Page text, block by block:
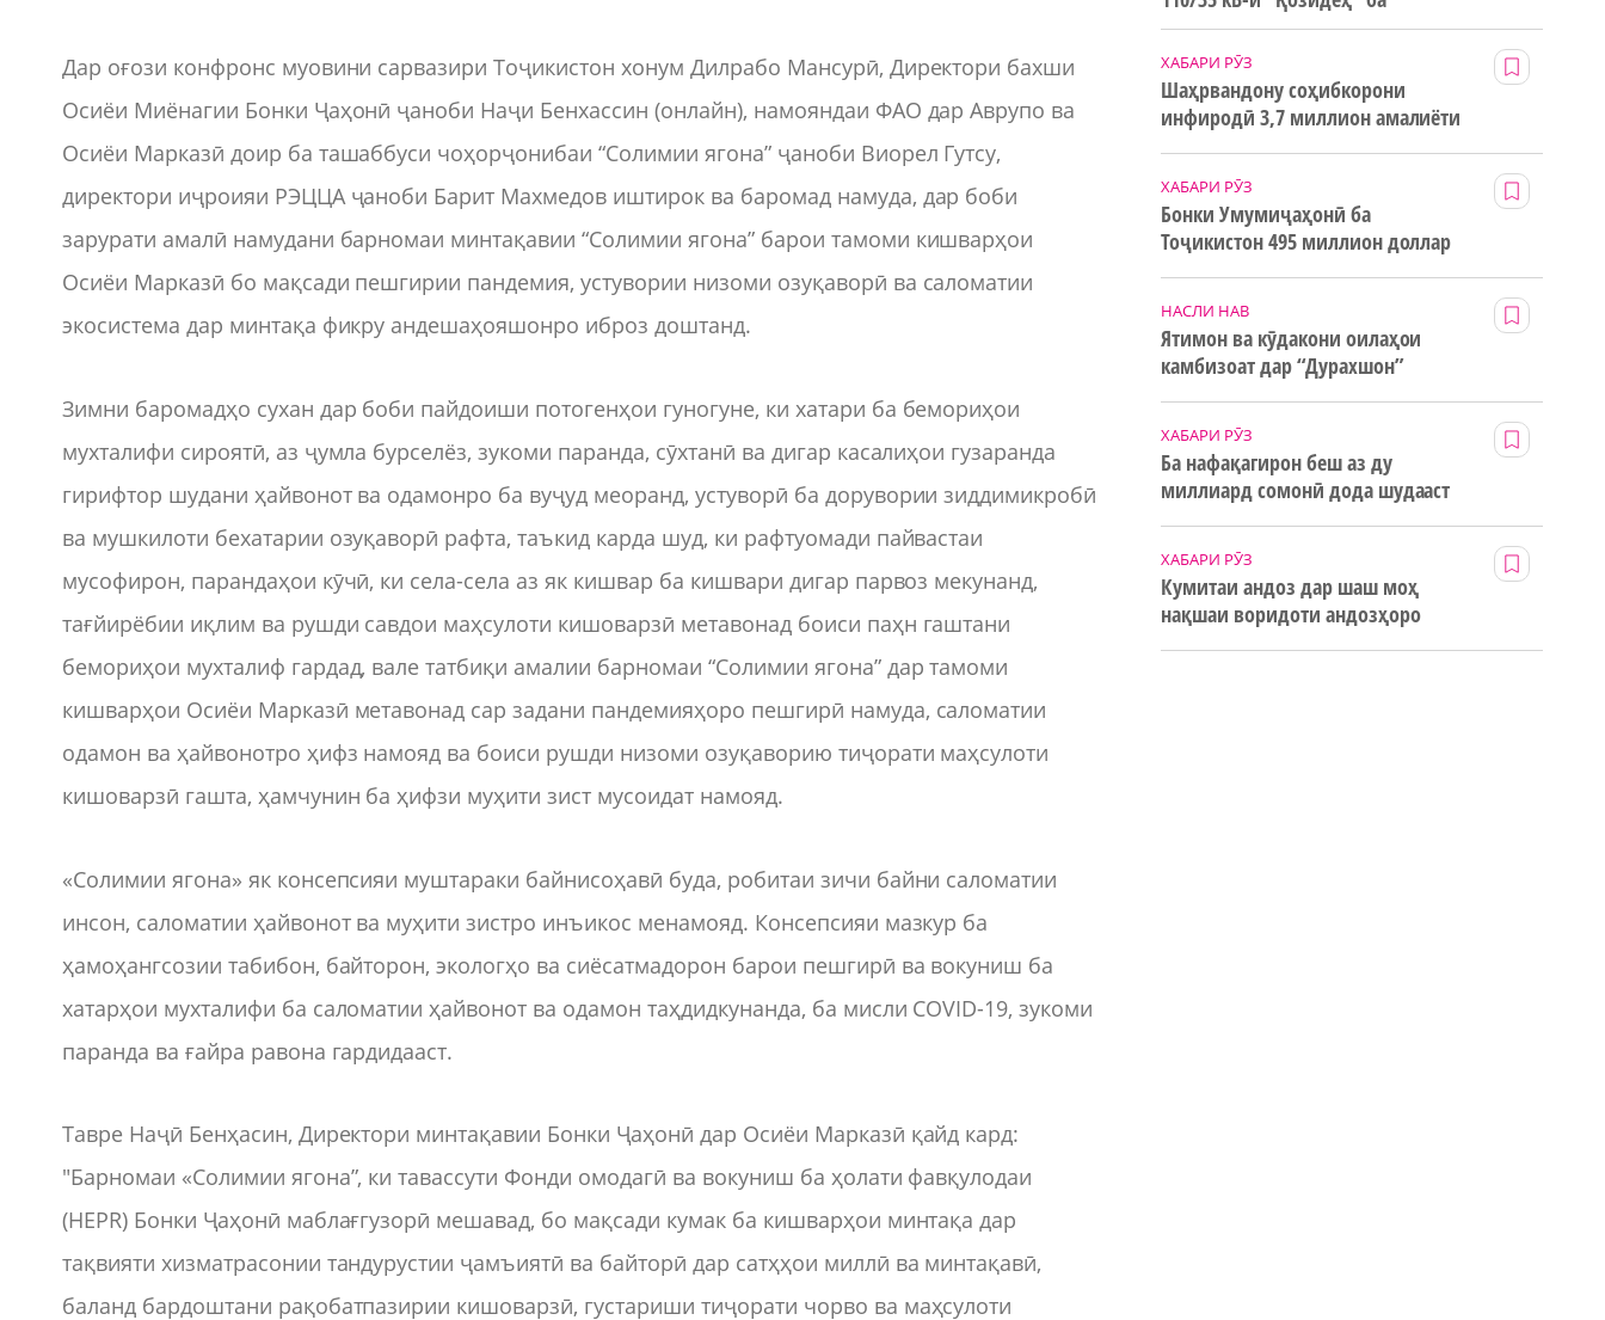
Дар оғози конфронс муовини сарвазири Тоҷикистон хонум Дилрабо Мансурӣ, Директори бахши
Осиёи Миёнагии Бонки Ҷаҳонӣ ҷаноби Наҷи Бенхассин (онлайн), намояндаи ФАО дар Аврупо ва
Осиёи Марказӣ доир ба ташаббуси чоҳорҷонибаи “Солимии ягона” ҷаноби Виорел Гутсу,
директори иҷроияи РЭЦЦА ҷаноби Барит Махмедов иштирок ва баромад намуда, дар боби
зарурати амалӣ намудани барномаи минтақавии “Солимии ягона” барои тамоми кишварҳои
Осиёи Марказӣ бо мақсади пешгирии пандемия, устувории низоми озуқаворӣ ва саломатии
экосистема дар минтақа фикру андешаҳояшонро иброз доштанд.
Зимни баромадҳо сухан дар боби пайдоиши потогенҳои гуногуне, ки хатари ба бемориҳои
мухталифи сироятӣ, аз ҷумла бурселёз, зукоми паранда, сӯхтанӣ ва дигар касалиҳои гузаранда
гирифтор шудани ҳайвонот ва одамонро ба вуҷуд меоранд, устуворӣ ба дорувории зиддимикробӣ
ва мушкилоти бехатарии озуқаворӣ рафта, таъкид карда шуд, ки рафтуомади пайвастаи
мусофирон, парандаҳои кӯчӣ, ки села-села аз як кишвар ба кишвари дигар парвоз мекунанд,
тағйирёбии иқлим ва рушди савдои маҳсулоти кишоварзӣ метавонад боиси паҳн гаштани
бемориҳои мухталиф гардад, вале татбиқи амалии барномаи “Солимии ягона” дар тамоми
кишварҳои Осиёи Марказӣ метавонад сар задани пандемияҳоро пешгирӣ намуда, саломатии
одамон ва ҳайвонотро ҳифз намояд ва боиси рушди низоми озуқаворию тиҷорати маҳсулоти
кишоварзӣ гашта, ҳамчунин ба ҳифзи муҳити зист мусоидат намояд.
«Солимии ягона» як консепсияи муштараки байнисоҳавӣ буда, робитаи зичи байни саломатии
инсон, саломатии ҳайвонот ва муҳити зистро инъикос менамояд. Консепсияи мазкур ба
ҳамоҳангсозии табибон, байторон, экологҳо ва сиёсатмадорон барои пешгирӣ ва вокуниш ба
хатарҳои мухталифи ба саломатии ҳайвонот ва одамон таҳдидкунанда, ба мисли COVID-19, зукоми
паранда ва ғайра равона гардидааст.
Тавре Наҷӣ Бенҳасин, Директори минтақавии Бонки Ҷаҳонӣ дар Осиёи Марказӣ қайд кард:
"Барномаи «Солимии ягона”, ки тавассути Фонди омодагӣ ва вокуниш ба ҳолати фавқулодаи
(HEPR) Бонки Ҷаҳонӣ маблағгузорӣ мешавад, бо мақсади кумак ба кишварҳои минтақа дар
тақвияти хизматрасонии тандурустии ҷамъиятӣ ва байторӣ дар сатҳҳои миллӣ ва минтақавӣ,
баланд бардоштани рақобатпазирии кишоварзӣ, густариши тиҷорати чорво ва маҳсулоти
истифода дода мешавад
ХАБАРИ РӮЗ
Шаҳрвандону соҳибкорони
инфиродӣ 3,7 миллион амалиёти
ХАБАРИ РӮЗ
Бонки Умумиҷаҳонӣ ба
Тоҷикистон 495 миллион доллар
НАСЛИ НАВ
Ятимон ва кӯдакони оилаҳои
камбизоат дар “Дурахшон”
ХАБАРИ РӮЗ
Ба нафақагирон беш аз ду
миллиард сомонӣ дода шудааст
ХАБАРИ РӮЗ
Кумитаи андоз дар шаш моҳ
нақшаи воридоти андозҳоро